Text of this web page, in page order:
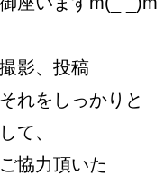
影、投稿
れをしっかりと
て、
協力頂いた